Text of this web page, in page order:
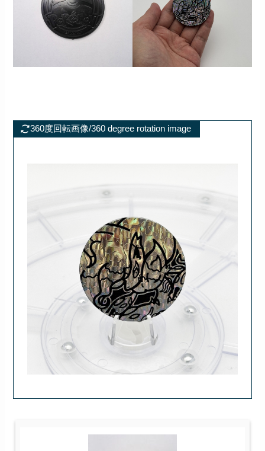
360度回転画像/360 degree rotation image